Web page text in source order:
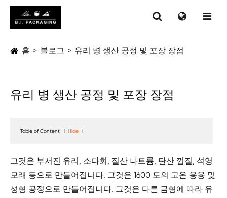
홈 블로그 유리 병 생산 공정 및 포장 장점
유리 병 생산 공정 및 포장 장점
Table of Content [ Hide ]
그것은 부서진 유리, 소다회, 질산 나트륨, 탄산 껍질, 석영
모래 등으로 만들어집니다. 그것은 1600 도의 고온 용융 및
성형 공정으로 만들어집니다. 그것은 다른 금형에 따라 유